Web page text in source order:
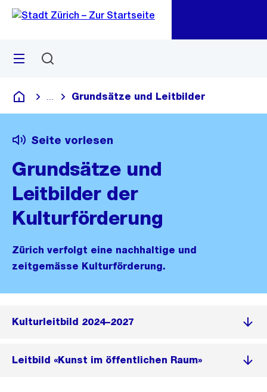
Navigation
Sprunglink
Menü
Deutsch
Blende alle Breadcrumbs ein
Grundsätze und Leitbilder
Seite vorlesen
Grundsätze und
Leitbilder der
Kulturförderung
Zürich verfolgt eine nachhaltige und
zeitgemässe Kulturförderung.
Kulturleitbild 2024–2027
Leitbild «Kunst im öffentlichen Raum»